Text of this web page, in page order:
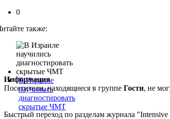
0
также:
В Израиле
научились
диагностировать
скрытые ЧМТ
Информация
Посетители, находящиеся в группе Гости, не
Быстрый переход по разделам журнала "Intensive